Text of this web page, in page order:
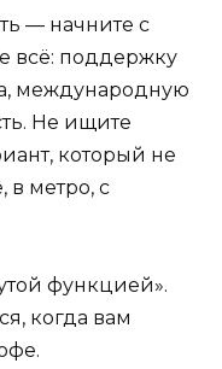
— начните с
всё: поддержку
международную
Не ищите
который не
в метро, с
функцией».
когда вам